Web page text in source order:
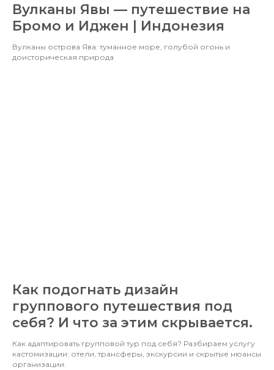
Вулканы Явы — путешествие на
Бромо и Иджен | Индонезия
Вулканы острова Ява: туманное море, голубой огонь и
доисторическая природа
Как подогнать дизайн
группового путешествия под
себя? И что за этим скрывается.
Как адаптировать групповой тур под себя? Разбираем услугу
кастомизации: отели, трансферы, экскурсии и скрытые нюансы
организации.